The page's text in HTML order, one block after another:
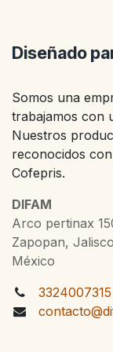
Diseñado
Somos una
trabajamos con
Nuestros
reconocidos
Cofepris.
DIFAM
Arco pertinax
Zapopan, Jalisco
México
3324007315